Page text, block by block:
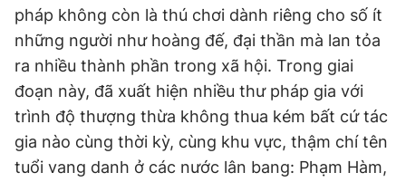
pháp không còn là thú chơi dành riêng cho số ít
những người như hoàng đế, đại thần mà lan tỏa
ra nhiều thành phần trong xã hội. Trong giai
đoạn này, đã xuất hiện nhiều thư pháp gia với
trình độ thượng thừa không thua kém bất cứ tác
gia nào cùng thời kỳ, cùng khu vực, thậm chí tên
tuổi vang danh ở các nước lân bang: Phạm Hàm,